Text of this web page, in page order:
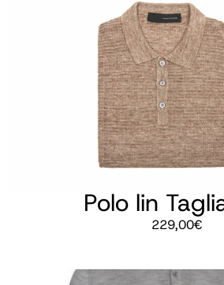
Polo lin
229,00€